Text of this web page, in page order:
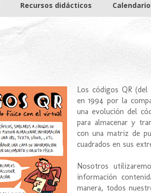
Recursos didácticos Calendario
Los códigos QR (del
en 1994 por la
una evolución del
para almacenar y
con una matriz de
cuadrados en sus
Nosotros
información
manera, todos